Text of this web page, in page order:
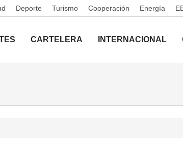
Deporte Turismo Cooperación Energía
CARTELERA INTERNACIONAL